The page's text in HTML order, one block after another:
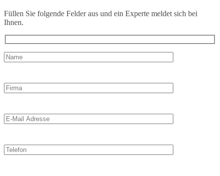
Füllen Sie folgende Felder aus und ein Experte meldet sich bei
Ihnen.